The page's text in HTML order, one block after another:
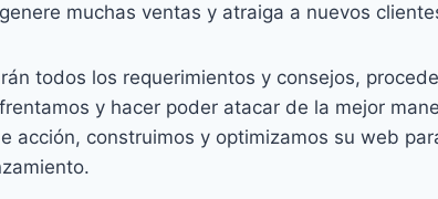
muchas ventas y atraiga a nuevos
todos los requerimientos y consejos,
y hacer poder atacar de la mejor
construimos y optimizamos su web